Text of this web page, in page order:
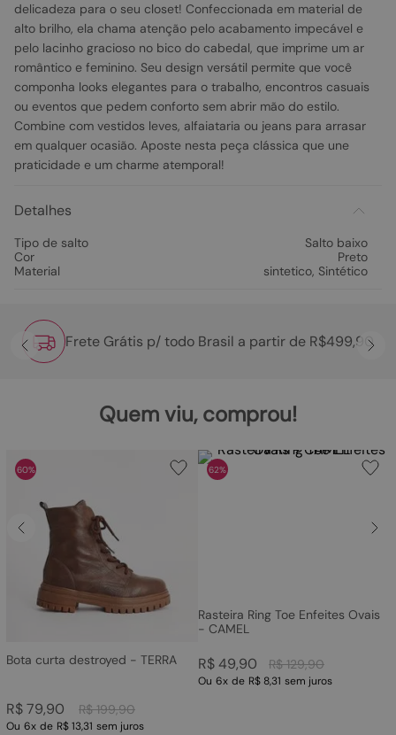
delicadeza para o seu closet! Confeccionada em material de
alto brilho, ela chama atenção pelo acabamento impecável e
pelo lacinho gracioso no bico do cabedal, que imprime um ar
romântico e feminino. Seu design versátil permite que você
componha looks elegantes para o trabalho, encontros casuais
ou eventos que pedem conforto sem abrir mão do estilo.
Combine com vestidos leves, alfaiataria ou jeans para arrasar
em qualquer ocasião. Aposte nesta peça clássica que une
praticidade e um charme atemporal!
Detalhes
Tipo de salto
Salto baixo
Cor
Preto
Material
sintetico, Sintético
Frete Grátis p/ todo Brasil a partir de R$499,90
Quem viu, comprou!
60%
Bota curta destroyed - TERRA
R$ 199,90
R$79,90
Ou 6x de R$ 13,31 sem juros
62%
Rasteira Ring Toe Enfeites Ovais
- CAMEL
R$ 129,90
R$49,90
Ou 6x de R$ 8,31 sem juros